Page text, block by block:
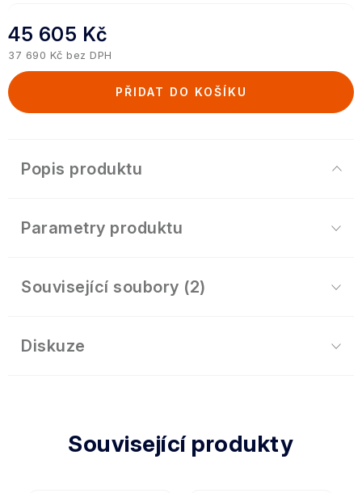
45 605 Kč
37 690 Kč bez DPH
Měrná cena:
PŘIDAT DO KOŠÍKU
Popis produktu
Parametry produktu
Související soubory (2)
Diskuze
Související produkty